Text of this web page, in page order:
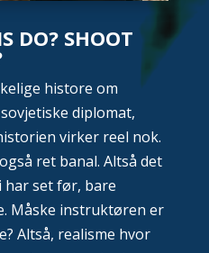
DO? SHOOT
histore om
diplomat,
virker reel nok.
ret banal. Altså det
har set før, bare
Måske instruktøren er
Altså, realisme hvor